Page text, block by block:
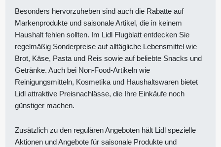
Besonders hervorzuheben sind auch die Rabatte auf
Markenprodukte und saisonale Artikel, die in keinem
Haushalt fehlen sollten. Im Lidl Flugblatt entdecken Sie
regelmäßig Sonderpreise auf alltägliche Lebensmittel wie
Brot, Käse, Pasta und Reis sowie auf beliebte Snacks und
Getränke. Auch bei Non-Food-Artikeln wie
Reinigungsmitteln, Kosmetika und Haushaltswaren bietet
Lidl attraktive Preisnachlässe, die Ihre Einkäufe noch
günstiger machen.
Zusätzlich zu den regulären Angeboten hält Lidl spezielle
Aktionen und Angebote für saisonale Produkte und